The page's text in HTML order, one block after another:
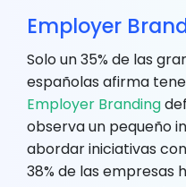
Employer
Solo un 35% de las
españolas afirma
Employer Branding
observa un pequeño
abordar iniciativas
38% de las empresas